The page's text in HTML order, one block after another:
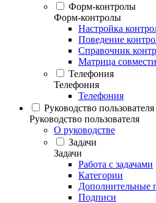
Форм-контролы
Форм-контролы
Настройка
Поведение
Справочник
Матрица
Телефония
Телефония
Телефония
Руководство пользователя
Руководство пользователя
О руководстве
Задачи
Задачи
Работа с задачами
Категории
Дополнительные
Подписи